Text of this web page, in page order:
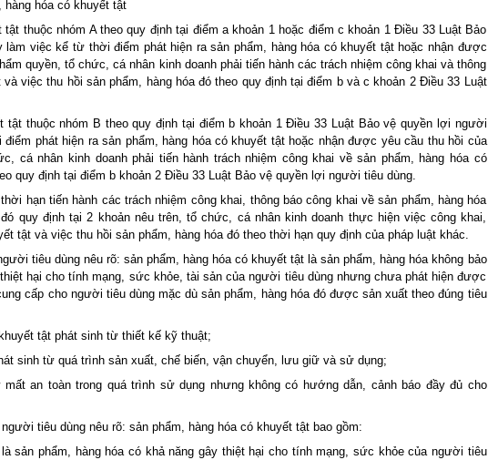
hàng hóa có khuyết tật
thuộc nhóm A theo quy định tại điểm a khoản 1 hoặc điểm c khoản 1 Điều 33 Luật Bảo
việc kể từ thời điểm phát hiện ra sản phẩm, hàng hóa có khuyết tật hoặc nhận được
quyền, tổ chức, cá nhân kinh doanh phải tiến hành các trách nhiệm công khai và thông
việc thu hồi sản phẩm, hàng hóa đó theo quy định tại điểm b và c khoản 2 Điều 33 Luật
tật thuộc nhóm B theo quy định tại điểm b khoản 1 Điều 33 Luật Bảo vệ quyền lợi người
phát hiện ra sản phẩm, hàng hóa có khuyết tật hoặc nhận được yêu cầu thu hồi của
cá nhân kinh doanh phải tiến hành trách nhiệm công khai về sản phẩm, hàng hóa có
quy định tại điểm b khoản 2 Điều 33 Luật Bảo vệ quyền lợi người tiêu dùng.
hạn tiến hành các trách nhiệm công khai, thông báo công khai về sản phẩm, hàng hóa
quy định tại 2 khoản nêu trên, tổ chức, cá nhân kinh doanh thực hiện việc công khai,
tật và việc thu hồi sản phẩm, hàng hóa đó theo thời hạn quy định của pháp luật khác.
tiêu dùng nêu rõ: sản phẩm, hàng hóa có khuyết tật là sản phẩm, hàng hóa không bảo
hại cho tính mạng, sức khỏe, tài sản của người tiêu dùng nhưng chưa phát hiện được
cấp cho người tiêu dùng mặc dù sản phẩm, hàng hóa đó được sản xuất theo đúng tiêu
tật phát sinh từ thiết kế kỹ thuật;
sinh từ quá trình sản xuất, chế biến, vận chuyển, lưu giữ và sử dụng;
an toàn trong quá trình sử dụng nhưng không có hướng dẫn, cảnh báo đầy đủ cho
tiêu dùng nêu rõ: sản phẩm, hàng hóa có khuyết tật bao gồm:
sản phẩm, hàng hóa có khả năng gây thiệt hại cho tính mạng, sức khỏe của người tiêu